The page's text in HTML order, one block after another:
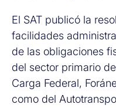
El SAT publicó la
facilidades
de las obligaciones
del sector primario
Carga Federal,
como del